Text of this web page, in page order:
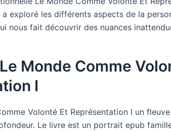
exploré les différents aspects de la
nous fait découvrir des nuances
Monde Comme
I
Volonté Et Représentation I un
Le livre est un portrait epub